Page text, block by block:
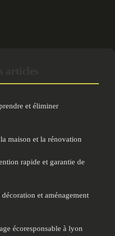
et éliminer
maison et la rénovation
rapide et garantie de
et aménagement
écoresponsable à lyon